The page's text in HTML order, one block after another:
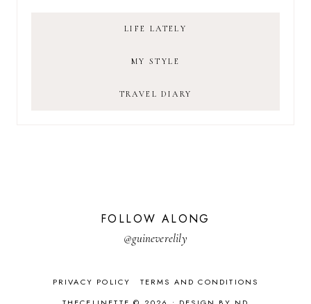
LIFE LATELY
MY STYLE
TRAVEL DIARY
FOLLOW ALONG
@guineverelily
PRIVACY POLICY
TERMS AND CONDITIONS